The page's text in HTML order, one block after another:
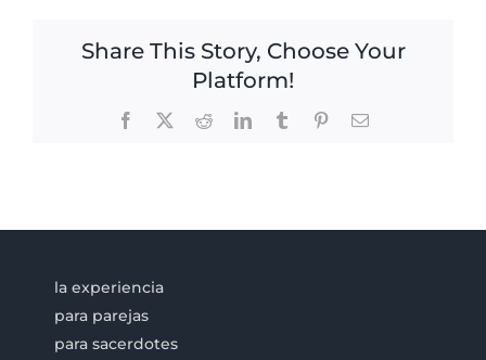
Share This Story, Choose Your
Platform!
Facebook RedditLinkedInTumblr PinterestEmail
la experiencia
para parejas
para sacerdotes